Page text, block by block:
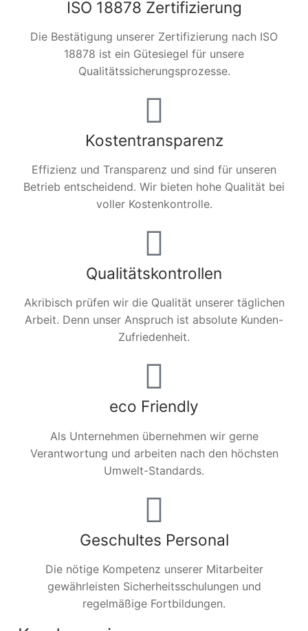
ISO 18878 Zertifizierung
Die Bestätigung unserer Zertifizierung nach ISO
18878 ist ein Gütesiegel für unsere
Qualitätssicherungsprozesse.
Kostentransparenz
Effizienz und Transparenz und sind für unseren
Betrieb entscheidend. Wir bieten hohe Qualität bei
voller Kostenkontrolle.
Qualitätskontrollen
Akribisch prüfen wir die Qualität unserer täglichen
Arbeit. Denn unser Anspruch ist absolute Kunden-
Zufriedenheit.
eco Friendly
Als Unternehmen übernehmen wir gerne
Verantwortung und arbeiten nach den höchsten
Umwelt-Standards.
Geschultes Personal
Die nötige Kompetenz unserer Mitarbeiter
gewährleisten Sicherheitsschulungen und
regelmäßige Fortbildungen.